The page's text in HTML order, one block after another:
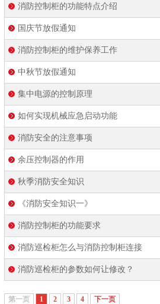
消防控制柜的功能特点介绍
国庆节放假通知
消防控制柜的维护保养工作
中秋节放假通知
集中电源的控制原理
如何实现机械应急启动功能
消防安全的注意事项
余压控制器的作用
秋季消防安全知识
《消防安全知识一》
消防控制柜的功能要求
消防巡检柜怎么与消防控制柜连接
消防巡检柜的参数如何让修改？
第一页 1 2 3 4 下一页